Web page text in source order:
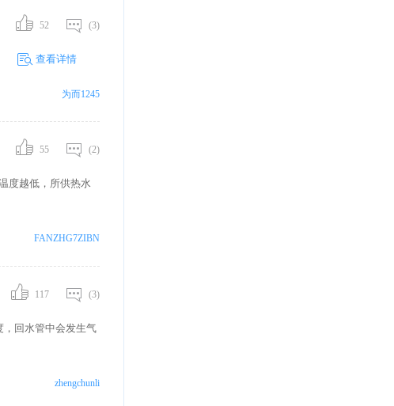
(3)
52
查看详情
为而1245
(2)
55
度越低，所供热水
FANZHG7ZIBN
(3)
117
，回水管中会发生气
zhengchunli